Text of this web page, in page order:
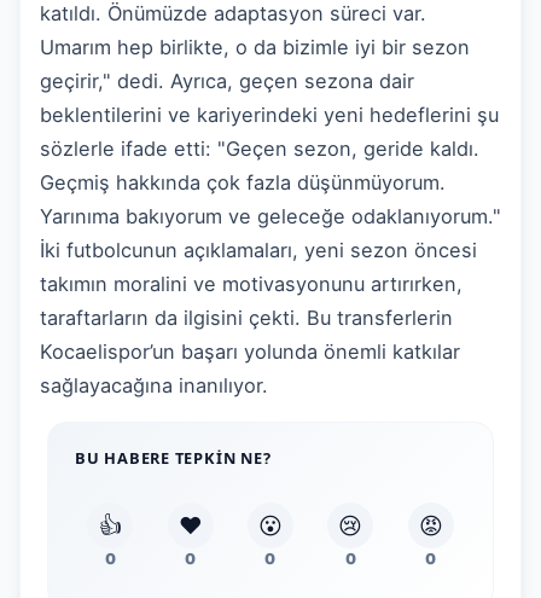
katıldı. Önümüzde adaptasyon süreci var.
Umarım hep birlikte, o da bizimle iyi bir sezon
geçirir," dedi. Ayrıca, geçen sezona dair
beklentilerini ve kariyerindeki yeni hedeflerini şu
sözlerle ifade etti: "Geçen sezon, geride kaldı.
Geçmiş hakkında çok fazla düşünmüyorum.
Yarınıma bakıyorum ve geleceğe odaklanıyorum."
İki futbolcunun açıklamaları, yeni sezon öncesi
takımın moralini ve motivasyonunu artırırken,
taraftarların da ilgisini çekti. Bu transferlerin
Kocaelispor’un başarı yolunda önemli katkılar
sağlayacağına inanılıyor.
BU HABERE TEPKIN NE?
👍
0
❤️
0
😮
0
😢
0
😡
0